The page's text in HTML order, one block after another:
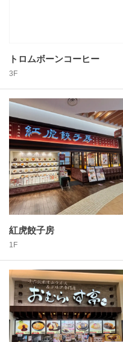
トロムボーンコーヒー
3F
紅虎餃子房
1F